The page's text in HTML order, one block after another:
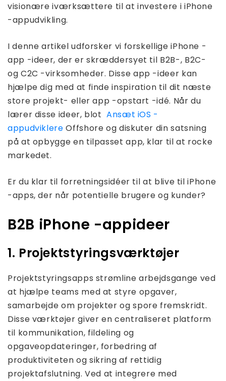
visionære iværksættere til at investere i iPhone
-appudvikling.
I denne artikel udforsker vi forskellige iPhone -
app -ideer, der er skræddersyet til B2B-, B2C-
og C2C -virksomheder. Disse app -ideer kan
hjælpe dig med at finde inspiration til dit næste
store projekt- eller app -opstart -idé. Når du
lærer disse ideer, blot Ansæt iOS -
appudviklereOffshore og diskuter din satsning
på at opbygge en tilpasset app, klar til at rocke
markedet.
Er du klar til forretningsidéer til at blive til iPhone
-apps, der når potentielle brugere og kunder?
B2B iPhone -appideer
1. Projektstyringsværktøjer
Projektstyringsapps strømline arbejdsgange ved
at hjælpe teams med at styre opgaver,
samarbejde om projekter og spore fremskridt.
Disse værktøjer giver en centraliseret platform
til kommunikation, fildeling og
opgaveopdateringer, forbedring af
produktiviteten og sikring af rettidig
projektafslutning. Ved at integrere med